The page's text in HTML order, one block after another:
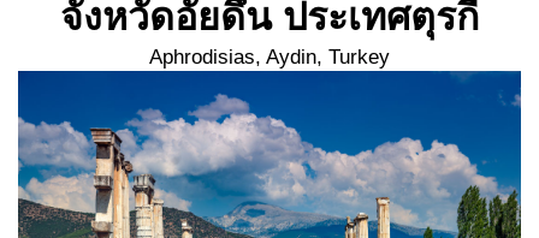
จังหวัดอัยดึน ประเทศตุรกี
Aphrodisias, Aydin, Turkey